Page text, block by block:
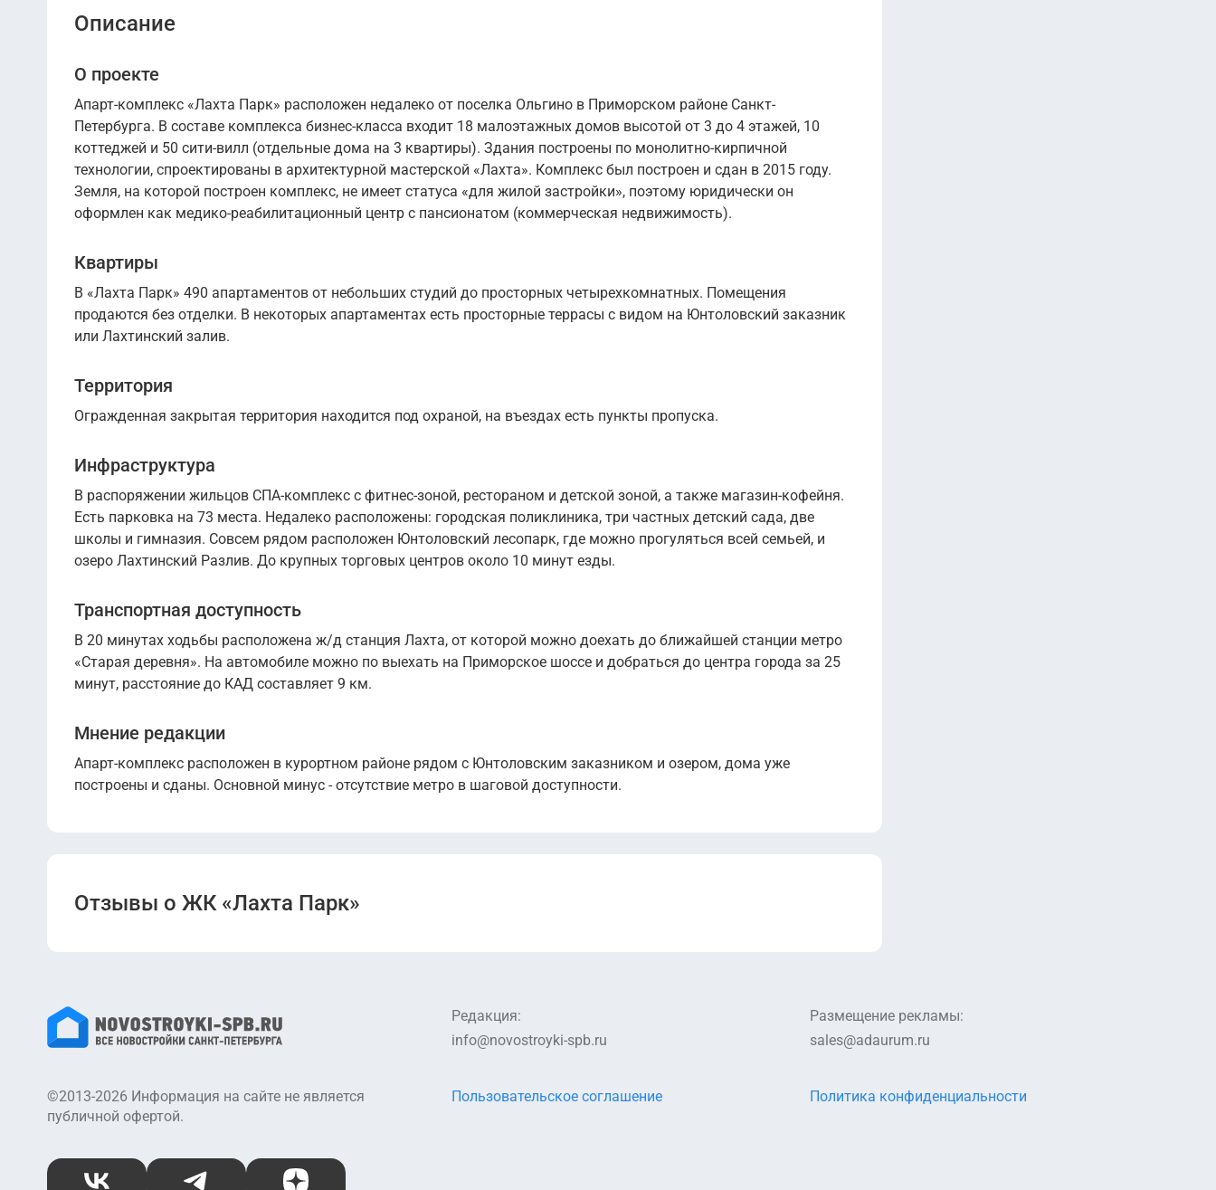
Описание
О проекте
Апарт-комплекс «Лахта Парк» расположен недалеко от поселка Ольгино в Приморском районе Санкт-
Петербурга. В составе комплекса бизнес-класса входит 18 малоэтажных домов высотой от 3 до 4 этажей, 10
коттеджей и 50 сити-вилл (отдельные дома на 3 квартиры). Здания построены по монолитно-кирпичной
технологии, спроектированы в архитектурной мастерской «Лахта». Комплекс был построен и сдан в 2015 году.
Земля, на которой построен комплекс, не имеет статуса «для жилой застройки», поэтому юридически он
оформлен как медико-реабилитационный центр с пансионатом (коммерческая недвижимость).
Квартиры
В «Лахта Парк» 490 апартаментов от небольших студий до просторных четырехкомнатных. Помещения
продаются без отделки. В некоторых апартаментах есть просторные террасы с видом на Юнтоловский заказник
или Лахтинский залив.
Территория
Огражденная закрытая территория находится под охраной, на въездах есть пункты пропуска.
Инфраструктура
В распоряжении жильцов СПА-комплекс с фитнес-зоной, рестораном и детской зоной, а также магазин-кофейня.
Есть парковка на 73 места. Недалеко расположены: городская поликлиника, три частных детский сада, две
школы и гимназия. Совсем рядом расположен Юнтоловский лесопарк, где можно прогуляться всей семьей, и
озеро Лахтинский Разлив. До крупных торговых центров около 10 минут езды.
Транспортная доступность
В 20 минутах ходьбы расположена ж/д станция Лахта, от которой можно доехать до ближайшей станции метро
«Старая деревня». На автомобиле можно по выехать на Приморское шоссе и добраться до центра города за 25
минут, расстояние до КАД составляет 9 км.
Мнение редакции
Апарт-комплекс расположен в курортном районе рядом с Юнтоловским заказником и озером, дома уже
построены и сданы. Основной минус - отсутствие метро в шаговой доступности.
Отзывы о ЖК «Лахта Парк»
Редакция:
info@novostroyki-spb.ru
Размещение рекламы:
sales@adaurum.ru
©2013-2026 Информация на сайте не является
публичной офертой.
Пользовательское соглашение Политика конфиденциальности